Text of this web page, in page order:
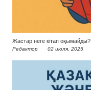
Жастар неге кітап оқымайды?
Редактор 02 июля, 2025